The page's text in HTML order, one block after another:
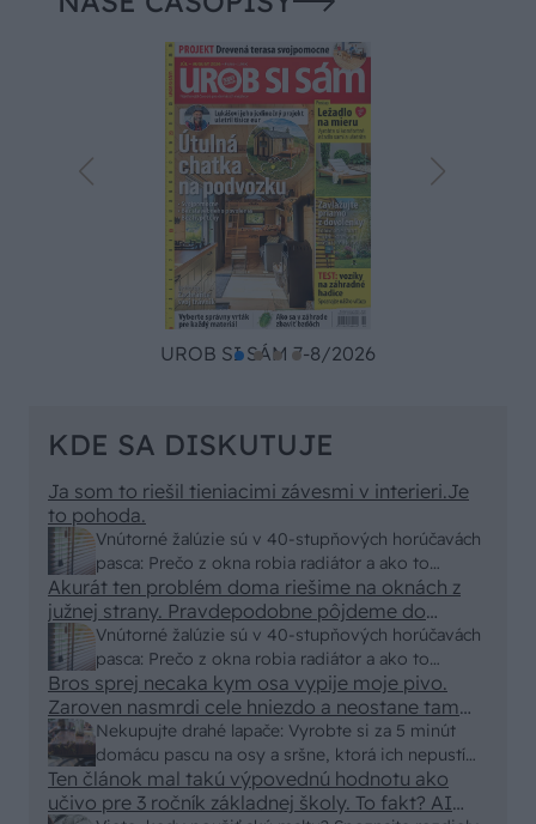
UROB SI SÁM 7-8/2026
KDE SA DISKUTUJE
Vnútorné žalúzie sú v 40-stupňových horúčavách
pasca: Prečo z okna robia radiátor a ako to
vyriešiť za pár eur?
Ja som to riešil tieniacimi závesmi v interieri.Je
to pohoda.
Vnútorné žalúzie sú v 40-stupňových horúčavách
pasca: Prečo z okna robia radiátor a ako to
vyriešiť za pár eur?
Akurát ten problém doma riešime na oknách z
južnej strany. Pravdepodobne pôjdeme do
vonkajšieho tienenia na spôsob markízy
250x150cm. Čínsky predajcovia idú okolo 100
eur kus.
Nekupujte drahé lapače: Vyrobte si za 5 minút
domácu pascu na osy a sršne, ktorá ich nepustí
von
Bros sprej necaka kym osa vypije moje pivo.
Zaroven nasmrdi cele hniezdo a neostane tam
nic zive. Vasa pasca naucinke moc efektivne.
Skor pritiahne slimaky
Ten článok mal takú výpovednú hodnotu ako
učivo pre 3 ročník základnej školy. To fakt? AI